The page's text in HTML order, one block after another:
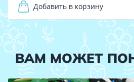
Добавить в корзину
ВАМ МОЖЕТ